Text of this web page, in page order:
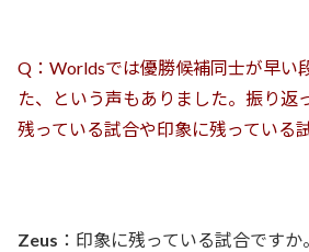
Q：Worldsでは優勝候補同士が早い
た、という声もありました。振り返
残っている試合や印象に残っている
Zeus ：印象に残っている試合です